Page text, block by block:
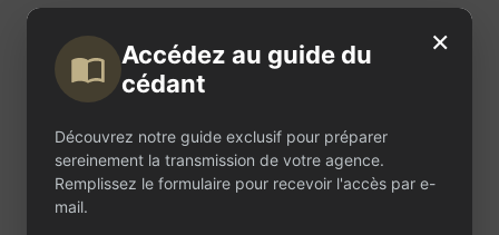
Description
de
l'annonce
×
Accédez au guide du
cédant
Découvrez notre guide exclusif pour préparer
sereinement la transmission de votre agence.
Remplissez le formulaire pour recevoir l'accès par e-
mail.